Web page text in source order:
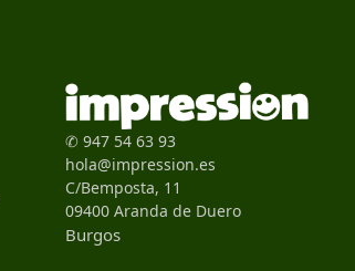
✆ 947 54 63 93
hola@impression.es
C/Bemposta, 11
09400 Aranda de Duero
Burgos